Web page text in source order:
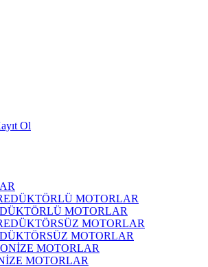
Ol
MOTORLAR
MOTORLAR
MOTORLAR